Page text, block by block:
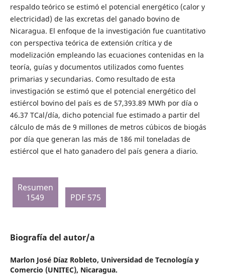
respaldo teórico se estimó el potencial energético (calor y
electricidad) de las excretas del ganado bovino de
Nicaragua. El enfoque de la investigación fue cuantitativo
con perspectiva teórica de extensión crítica y de
modelización empleando las ecuaciones contenidas en la
teoría, guías y documentos utilizados como fuentes
primarias y secundarias. Como resultado de esta
investigación se estimó que el potencial energético del
estiércol bovino del país es de 57,393.89 MWh por día o
46.37 TCal/día, dicho potencial fue estimado a partir del
cálculo de más de 9 millones de metros cúbicos de biogás
por día que generan las más de 186 mil toneladas de
estiércol que el hato ganadero del país genera a diario.
Resumen
1549
PDF 575
Biografía del autor/a
Marlon José Díaz Robleto, Universidad de Tecnología y
Comercio (UNITEC), Nicaragua.